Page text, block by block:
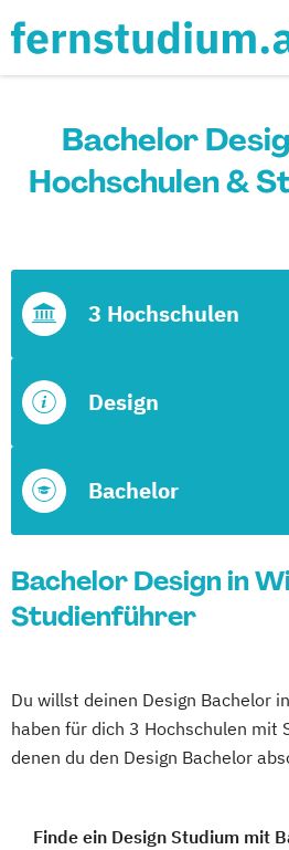
Bachelor
Hochschulen &
Bachelor
Design
3 Hochschulen
Bachelor Design in
Studienführer
Du willst deinen Design Bachelor
haben für dich 3 Hochschulen mit
denen du den Design Bachelor
Finde ein Design Studium mit